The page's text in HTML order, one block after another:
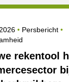
rekentool
op
Categorie
Persbericht